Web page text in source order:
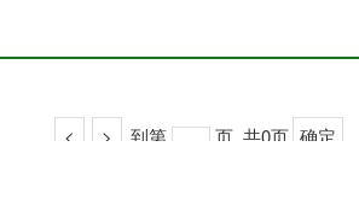
< > 到第 页 共0页 确定